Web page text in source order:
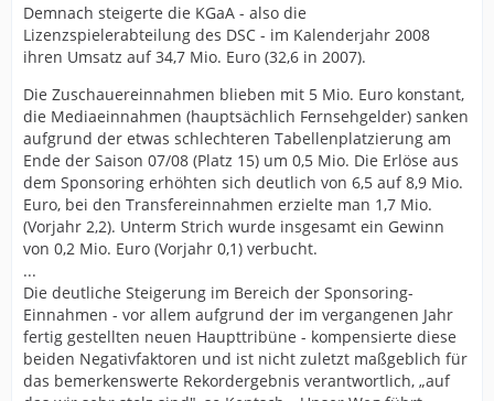
Demnach steigerte die KGaA - also die
Lizenzspielerabteilung des DSC - im Kalenderjahr 2008
ihren Umsatz auf 34,7 Mio. Euro (32,6 in 2007).
Die Zuschauereinnahmen blieben mit 5 Mio. Euro konstant,
die Mediaeinnahmen (hauptsächlich Fernsehgelder) sanken
aufgrund der etwas schlechteren Tabellenplatzierung am
Ende der Saison 07/08 (Platz 15) um 0,5 Mio. Die Erlöse aus
dem Sponsoring erhöhten sich deutlich von 6,5 auf 8,9 Mio.
Euro, bei den Transfereinnahmen erzielte man 1,7 Mio.
(Vorjahr 2,2). Unterm Strich wurde insgesamt ein Gewinn
von 0,2 Mio. Euro (Vorjahr 0,1) verbucht.
...
Die deutliche Steigerung im Bereich der Sponsoring-
Einnahmen - vor allem aufgrund der im vergangenen Jahr
fertig gestellten neuen Haupttribüne - kompensierte diese
beiden Negativfaktoren und ist nicht zuletzt maßgeblich für
das bemerkenswerte Rekordergebnis verantwortlich, „auf